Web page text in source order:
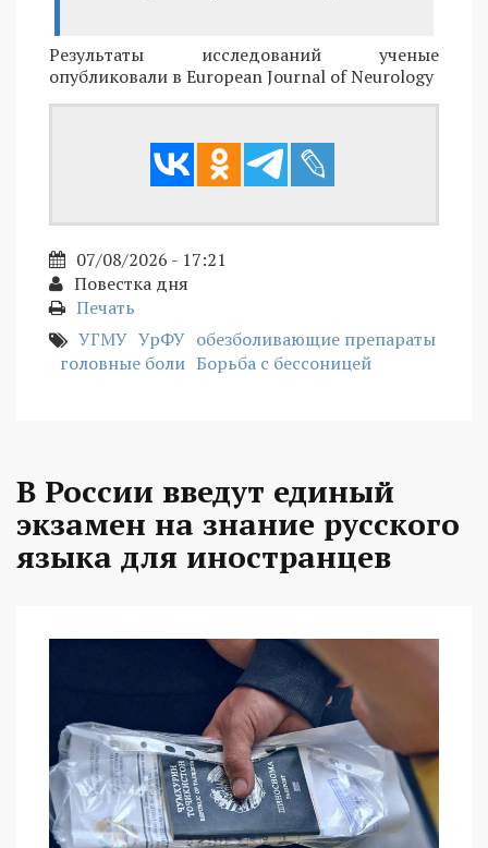
Результаты исследований ученые
опубликовали в European Journal of Neurology
07/08/2026 - 17:21
Повестка дня
Печать
УГМУ УрФУ обезболивающие препараты
головные боли Борьба с бессоницей
В России введут единый
экзамен на знание русского
языка для иностранцев